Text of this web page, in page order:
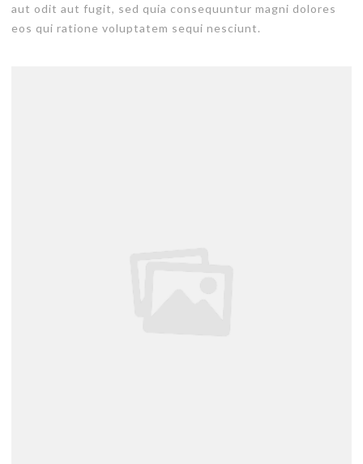
aut odit aut fugit, sed quia consequuntur magni dolores
eos qui ratione voluptatem sequi nesciunt.